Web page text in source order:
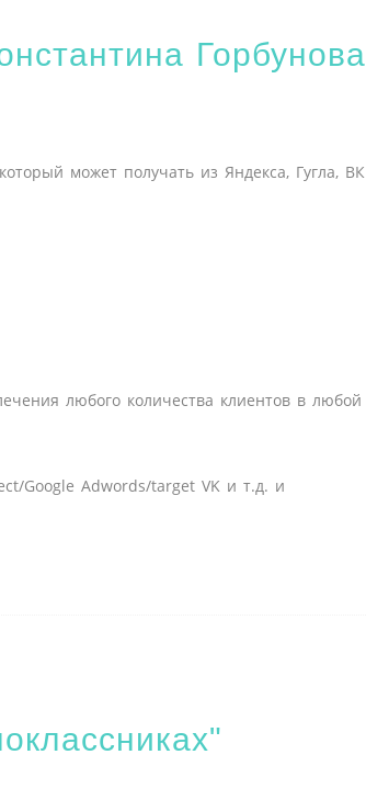
Горбунова
может получать из Яндекса, Гугла, ВК
любого количества клиентов в любой
Google Adwords/target VK и т.д. и